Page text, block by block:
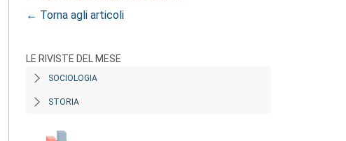
← Torna agli articoli
LE RIVISTE DEL MESE
SOCIOLOGIA
STORIA